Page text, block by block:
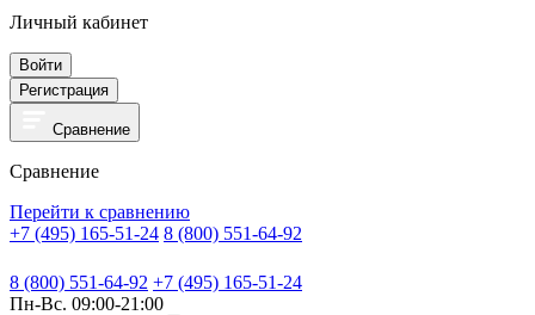
Личный кабинет
Войти
Регистрация
Сравнение
Сравнение
Перейти к сравнению
+7 (495) 165-51-24 8 (800) 551-64-92
8 (800) 551-64-92 +7 (495) 165-51-24
Пн-Вс. 09:00-21:00